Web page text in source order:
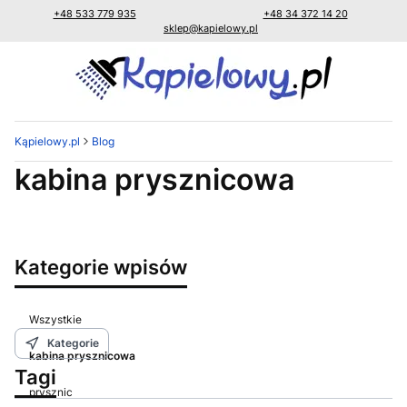
+48 533 779 935
+48 34 372 14 20
sklep@kapielowy.pl
Kąpielowy.pl Blog
kabina prysznicowa
Kategorie wpisów
Wszystkie
kabina prysznicowa
prysznic
Kategorie
Tagi